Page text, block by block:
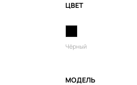
ЦВЕТ
Чёрный
МОДЕЛЬ